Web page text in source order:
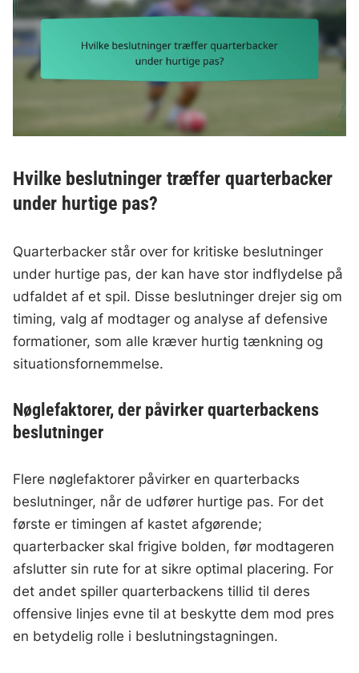
Hvilke beslutninger træffer quarterbacker
under hurtige pas?
Quarterbacker står over for kritiske beslutninger
under hurtige pas, der kan have stor indflydelse på
udfaldet af et spil. Disse beslutninger drejer sig om
timing, valg af modtager og analyse af defensive
formationer, som alle kræver hurtig tænkning og
situationsfornemmelse.
Nøglefaktorer, der påvirker quarterbackens
beslutninger
Flere nøglefaktorer påvirker en quarterbacks
beslutninger, når de udfører hurtige pas. For det
første er timingen af kastet afgørende;
quarterbacker skal frigive bolden, før modtageren
afslutter sin rute for at sikre optimal placering. For
det andet spiller quarterbackens tillid til deres
offensive linjes evne til at beskytte dem mod pres
en betydelig rolle i beslutningstagningen.